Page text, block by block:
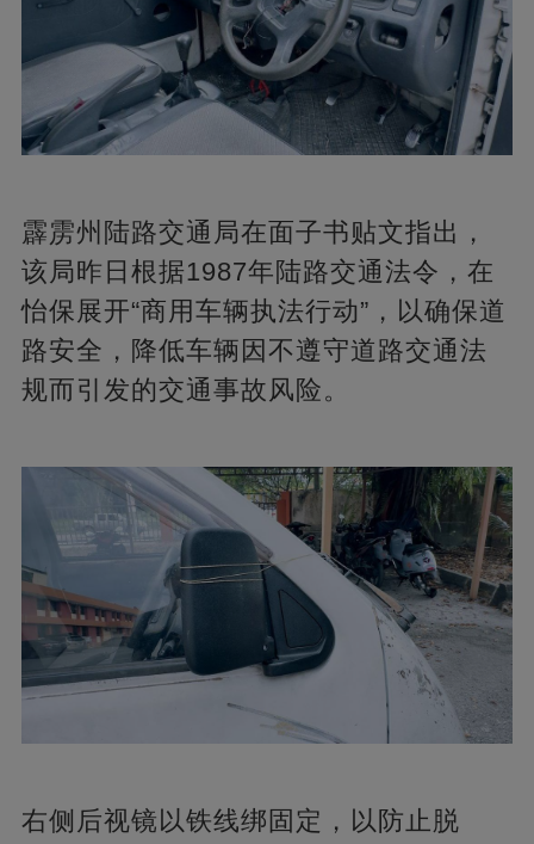
霹雳州陆路交通局在面子书贴文指出，
该局昨日根据1987年陆路交通法令，在
怡保展开“商用车辆执法行动”，以确保道
路安全，降低车辆因不遵守道路交通法
规而引发的交通事故风险。
右侧后视镜以铁线绑固定，以防止脱